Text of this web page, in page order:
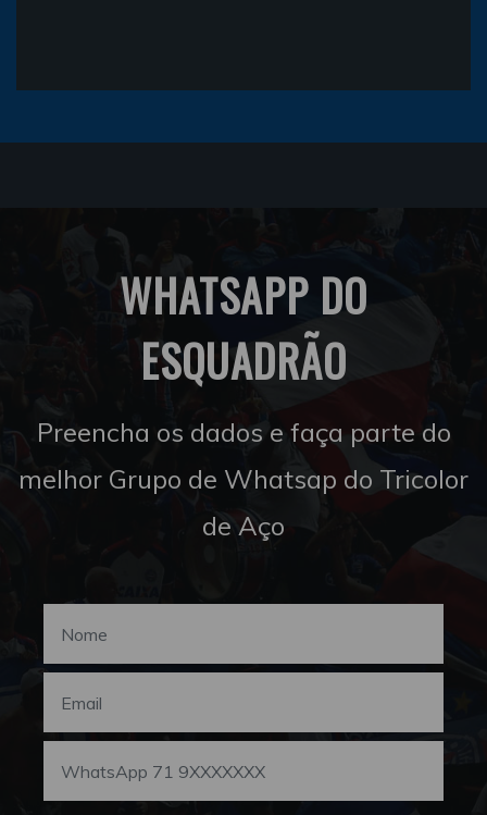
WHATSAPP DO
ESQUADRÃO
Preencha os dados e faça parte do
melhor Grupo de Whatsap do Tricolor
de Aço